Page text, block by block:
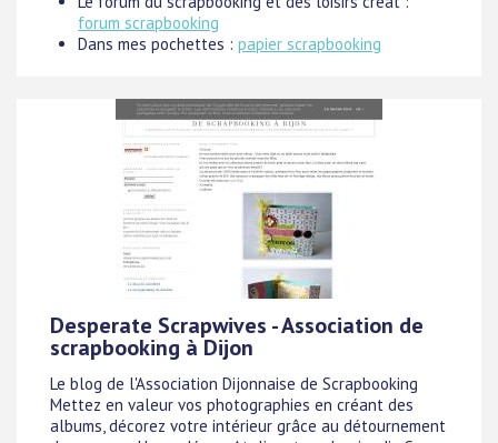
forum scrapbooking
Dans mes pochettes : papier scrapbooking
Desperate Scrapwives - Association de
scrapbooking à Dijon
Le blog de l'Association Dijonnaise de Scrapbooking
Mettez en valeur vos photographies en créant des
albums, décorez votre intérieur grâce au détournement